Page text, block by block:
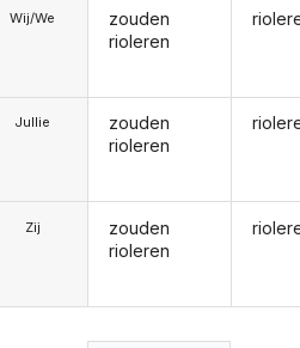
Wij/We
Jullie
Zij
zouden
rioleren
zouden
rioleren
zouden
rioleren